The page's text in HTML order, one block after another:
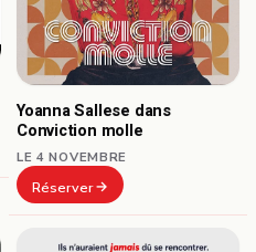
Yoanna Sallese dans
Conviction molle
LE 4 NOVEMBRE
Réserver